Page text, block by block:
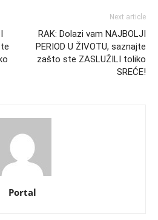
Next article
RAK: Dolazi vam NAJBOLJI
PERIOD U ŽIVOTU, saznajte
zašto ste ZASLUŽILI toliko
SREĆE!
Portal